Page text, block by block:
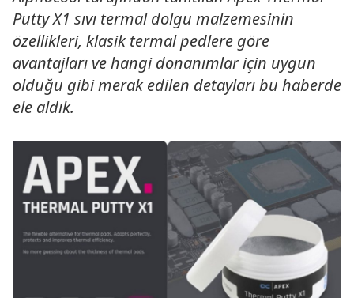
Putty X1 sıvı termal dolgu malzemesinin
özellikleri, klasik termal pedlere göre
avantajları ve hangi donanımlar için uygun
olduğu gibi merak edilen detayları bu haberde
ele aldık.